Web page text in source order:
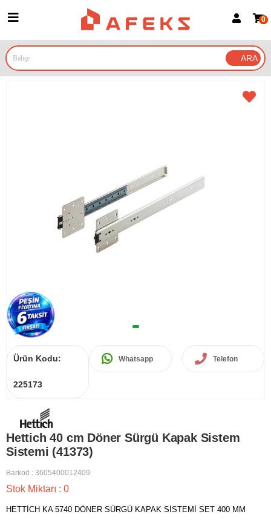
Google İle Bağlan
0
Ürün Kodu:
225173
Whatsapp Telefon
Hettich 40 cm Döner Sürgü Kapak Sistem
Sistemi (41373)
Barkod : 3605400012409
Stok Miktarı : 0
HETTİCH KA 5740 DÖNER SÜRGÜ KAPAK SİSTEMİ SET 400 MM